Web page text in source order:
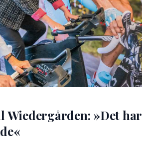
»Det har